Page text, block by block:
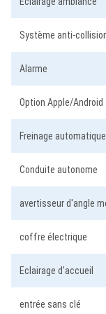
Système anti-
Alarme
Option Apple/Android
Freinage
Conduite autonome
avertisseur d'angle
coffre électrique
Eclairage d'accueil
entrée sans clé